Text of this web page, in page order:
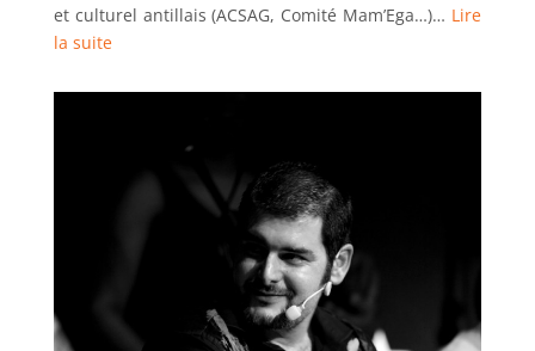
et culturel antillais (ACSAG, Comité Mam’Ega…)… Lire
la suite